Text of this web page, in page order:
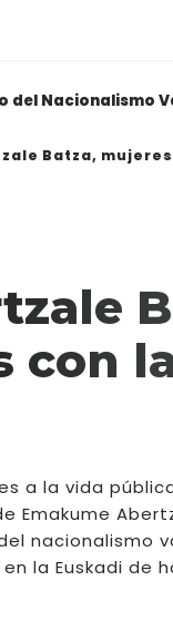
del Nacionalismo
a
Batza,
con
a la vida
Emakume
nacionalismo
la Euskadi de